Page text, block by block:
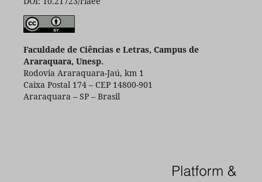
Faculdade de Ciências e Letras, Campus de
Araraquara, Unesp.
Rodovia Araraquara-Jaú, km 1
Caixa Postal 174 – CEP 14800-901
Araraquara – SP – Brasil